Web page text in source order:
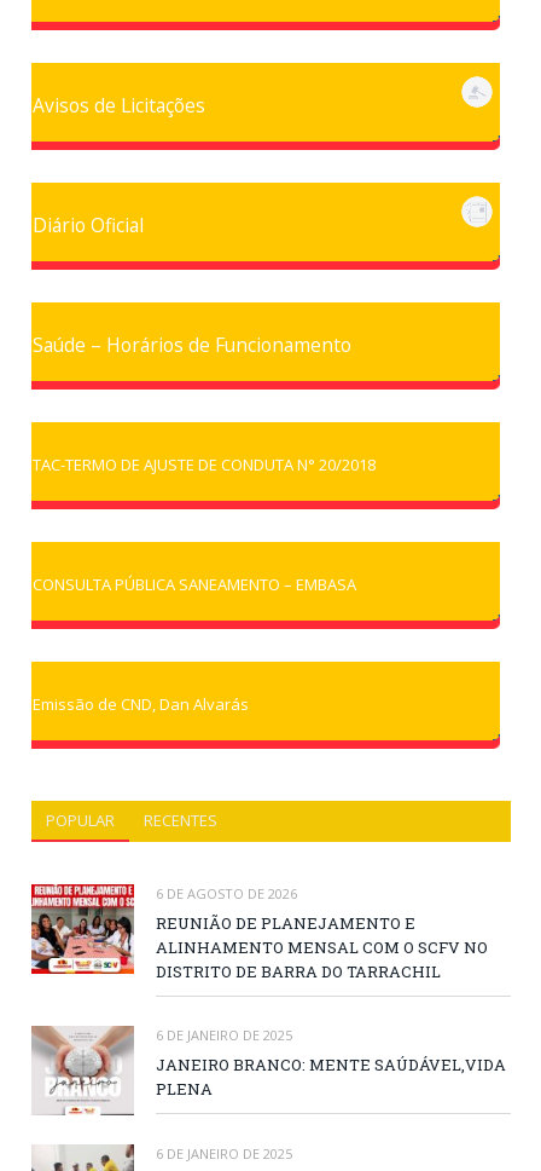
Avisos de Licitações
Diário Oficial
Saúde – Horários de Funcionamento
TAC-TERMO DE AJUSTE DE CONDUTA N° 20/2018
CONSULTA PÚBLICA SANEAMENTO – EMBASA
Emissão de CND, Dan Alvarás
POPULAR RECENTES
6 DE AGOSTO DE 2026
REUNIÃO DE PLANEJAMENTO E
ALINHAMENTO MENSAL COM O SCFV NO
DISTRITO DE BARRA DO TARRACHIL
6 DE JANEIRO DE 2025
JANEIRO BRANCO: MENTE SAÚDÁVEL,VIDA
PLENA
6 DE JANEIRO DE 2025